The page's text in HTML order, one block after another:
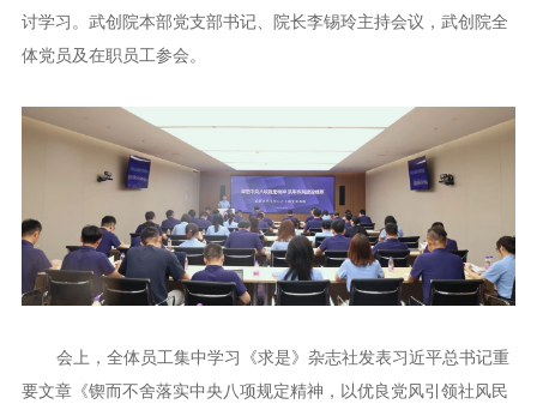
讨学习。武创院本部党支部书记、院长李锡玲主持会议，武创院全
体党员及在职员工参会。
会上，全体员工集中学习《求是》杂志社发表习近平总书记重
要文章《锲而不舍落实中央八项规定精神，以优良党风引领社风民